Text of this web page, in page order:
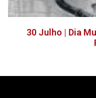
30 Julho | Dia